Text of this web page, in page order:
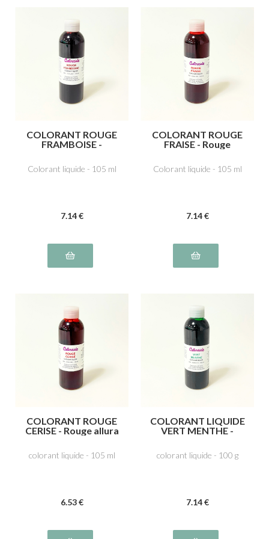
COLORANT ROUGE
FRAMBOISE -
Colorant liquide - 105 ml
7.14 €
COLORANT ROUGE
FRAISE - Rouge
Colorant liquide - 105 ml
7.14 €
COLORANT ROUGE
CERISE - Rouge allura
colorant liquide - 105 ml
6.53 €
COLORANT LIQUIDE
VERT MENTHE -
colorant liquide - 100 g
7.14 €